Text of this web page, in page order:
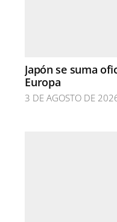
Japón se suma
Europa
3 DE AGOSTO DE